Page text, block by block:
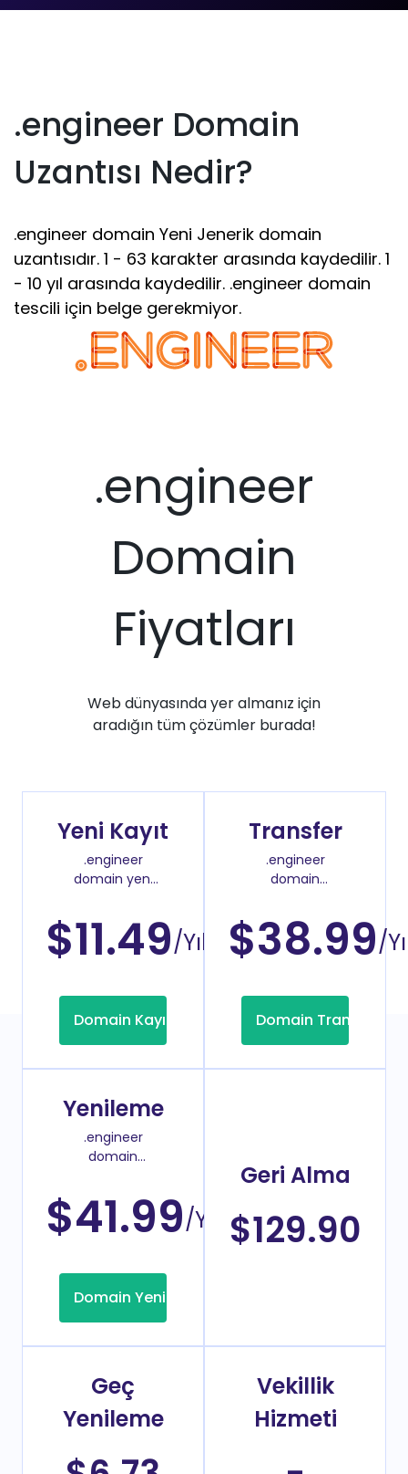
.engineer Domain
Uzantısı Nedir?
.engineer domain Yeni Jenerik domain
uzantısıdır. 1 - 63 karakter arasında kaydedilir. 1
- 10 yıl arasında kaydedilir. .engineer domain
tescili için belge gerekmiyor.
.engineer
Domain
Fiyatları
Web dünyasında yer almanız için
aradığın tüm çözümler burada!
Yeni Kayıt
.engineer
domain yeni
$11.49/Yıl
Domain Kayıt
Transfer
.engineer
domain
$38.99/
Domain Transfer
Yenileme
.engineer
domain
$41.99/Yıl
Domain Yenileme
Geri Alma
$129.90
Geç
Yenileme
Vekillik
Hizmeti